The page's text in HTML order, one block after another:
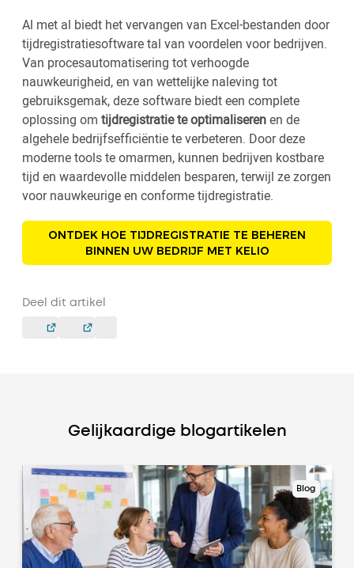
Al met al biedt het vervangen van Excel-bestanden door
tijdregistratiesoftware tal van voordelen voor bedrijven.
Van procesautomatisering tot verhoogde
nauwkeurigheid, en van wettelijke naleving tot
gebruiksgemak, deze software biedt een complete
oplossing om tijdregistratie te optimaliserenen de
algehele bedrijfsefficiëntie te verbeteren. Door deze
moderne tools te omarmen, kunnen bedrijven kostbare
tijd en waardevolle middelen besparen, terwijl ze zorgen
voor nauwkeurige en conforme tijdregistratie.
ONTDEK HOE TIJDREGISTRATIE TE BEHEREN
BINNEN UW BEDRIJF MET KELIO
Deel dit artikel
Gelijkaardige blogartikelen
Blog